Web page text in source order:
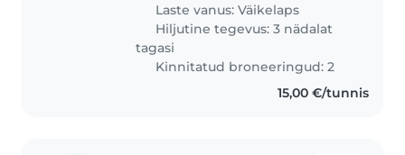
Laste vanus:Väikelaps
Hiljutine tegevus: 3 nädalat
tagasi
Kinnitatud broneeringud: 2
15,00 €/tunnis